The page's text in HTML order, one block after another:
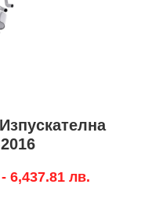
6,437.81 лв.